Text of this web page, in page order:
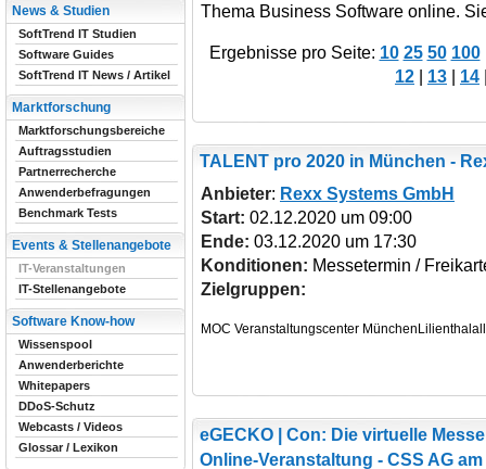
Thema Business Software online.
Ergebnisse pro Seite: 10 25 50 100
12
13 14
TALENT pro 2020 in München -
Anbieter: Rexx Systems GmbH
Start: 02.12.2020 um 09:00
Ende: 03.12.2020 um 17:30
Konditionen: Messetermin /
Zielgruppen:
MOC Veranstaltungscenter
eGECKO | Con: Die virtuelle
Online-Veranstaltung - CSS AG am
News & Studien
SoftTrend IT Studien
Software Guides
SoftTrend IT News / Artikel
Marktforschung
Marktforschungsbereiche
Auftragsstudien
Partnerrecherche
Anwenderbefragungen
Benchmark Tests
Events & Stellenangebote
IT-Veranstaltungen
IT-Stellenangebote
Software Know-how
Wissenspool
Anwenderberichte
Whitepapers
DDoS-Schutz
Webcasts / Videos
Glossar / Lexikon